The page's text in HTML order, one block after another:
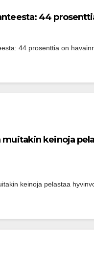
44
44 prosenttia on
keinoja
keinoja pelastaa